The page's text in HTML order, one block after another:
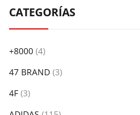
CATEGORÍAS
+8000 (4)
47 BRAND (3)
4F (3)